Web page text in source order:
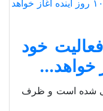
خود
طی شده است و ظرف